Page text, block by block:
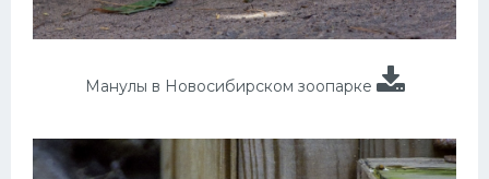
Манулы в Новосибирском зоопарке